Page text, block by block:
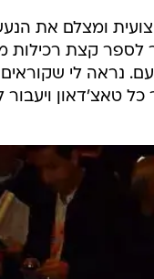
קודם מתרכז
פצוע ואולי לא
הם אנטרל רול
בכוח. לא משנה
ומצלם את
לספר קצת רכילות
נראה לי שקוראים